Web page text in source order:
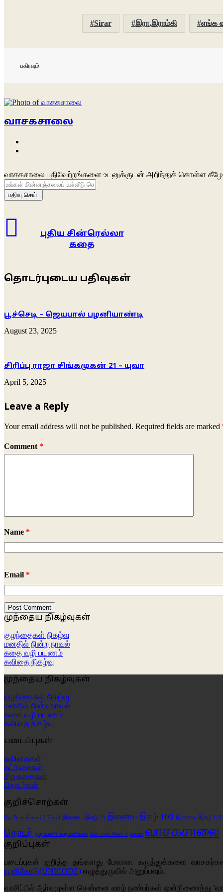
Sirar இரா.இராம்கி எங்க
பகிரவும்
வாசகசாலை
வாசகசாலை பதிவேற்றங்களை உடனுக்குடன் அறிந்துக் கொள்ள
உங்கள்
மின்னஞ்சலைப்
உள்ளீடு
புதிய சின்ரெல்லா
கதை
தொடர்புடைய பதிவுகள்
பூச்செடி – ஜெயபால் பழனியாண்டி
August 23, 2025
சிரிப்பு ராஜா சிங்கமுகன் 21 – யுவா
April 5, 2025
Leave a Reply
Your email address will not be published. Required fields are marked
Comment *
Name *
Email *
முந்தைய நிகழ்வுகள்
குழந்தைகள் நிகழ்வு
மனதில் நின்ற நாவல்
கதை வழி பயணம்
கவிதை நிகழ்வு
முந்தைய நிகழ்வுகள்
குழந்தைகள் நிகழ்வு
மனதில் நின்ற நாவல்
கதை வழி பயணம்
கவிதை நிகழ்வு
படைப்புகள்
கவிதைகள்
கட்டுரைகள்
சிறுகதைகள்
தொடர்கள்
குறிச்சொற்கள்
Big Boss Season 3 Tamil இணைய இதழ் 75 இணைய இதழ் 100 இணைய இதழ் 121
தொடர் நாராயணி சுப்ரமணியன் பிக் பாஸ் சீசன் 3 வளன் வாசகசாலை
குறிப்புகள்
படைப்புகள் குறித்த தங்களது மேலான கருத்துக்களை
யூனிகோடு(UNICODE) எழுத்துருவில் அனுப்பவும்.
வாசிப்பில் ஆர்வமுள்ள சென்னை வாழ் நண்பர்கள் ஒன்றிணைந்து